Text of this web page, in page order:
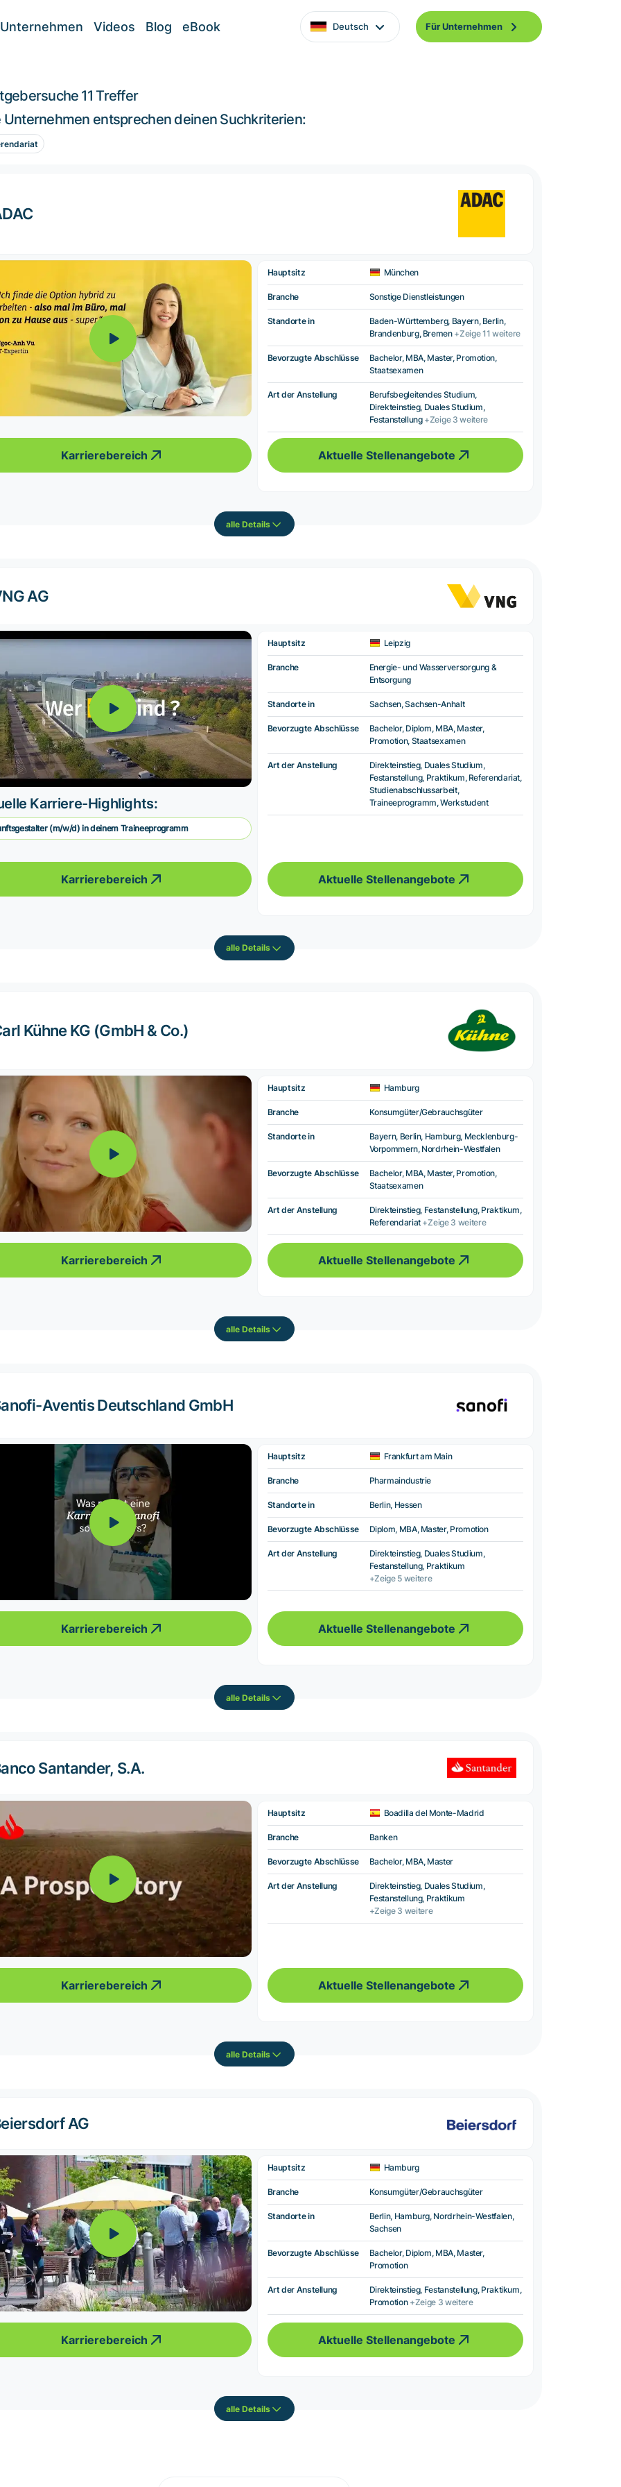
Unternehmen Videos Blog eBook Deutsch Für Unternehmen
11 Treffer
Unternehmen entsprechen deinen Suchkriterien:
Karrierebereich
Hauptsitz München
Branche Sonstige Dienstleistungen
Standorte in
Baden-Württemberg, Bayern, Berlin,
Brandenburg, Bremen +Zeige 11 weitere
Bevorzugte Abschlüsse
Bachelor, MBA, Master, Promotion,
Staatsexamen
Art der Anstellung
Berufsbegleitendes Studium,
Direkteinstieg, Duales Studium,
Festanstellung +Zeige 3 weitere
Aktuelle Stellenangebote
alle Details
AG
Karriere-Highlights:
(m/w/d) in deinem Traineeprogramm
Karrierebereich
Hauptsitz Leipzig
Branche
Energie- und Wasserversorgung &
Entsorgung
Standorte in Sachsen, Sachsen-Anhalt
Bevorzugte Abschlüsse
Bachelor, Diplom, MBA, Master,
Promotion, Staatsexamen
Art der Anstellung
Direkteinstieg, Duales Studium,
Festanstellung, Praktikum, Referendariat,
Studienabschlussarbeit,
Traineeprogramm, Werkstudent
Aktuelle Stellenangebote
alle Details
Kühne KG (GmbH & Co.)
Karrierebereich
Hauptsitz Hamburg
Branche Konsumgüter/Gebrauchsgüter
Standorte in
Bayern, Berlin, Hamburg, Mecklenburg-
Vorpommern, Nordrhein-Westfalen
Bevorzugte Abschlüsse
Bachelor, MBA, Master, Promotion,
Staatsexamen
Art der Anstellung
Direkteinstieg, Festanstellung, Praktikum,
Referendariat +Zeige 3 weitere
Aktuelle Stellenangebote
alle Details
Aventis Deutschland GmbH
Karrierebereich
Hauptsitz Frankfurt am Main
Branche Pharmaindustrie
Standorte in Berlin, Hessen
Bevorzugte Abschlüsse Diplom, MBA, Master, Promotion
Art der Anstellung
Direkteinstieg, Duales Studium,
Festanstellung, Praktikum
+Zeige 5 weitere
Aktuelle Stellenangebote
alle Details
Santander, S.A.
Karrierebereich
Hauptsitz Boadilla del Monte-Madrid
Branche Banken
Bevorzugte Abschlüsse Bachelor, MBA, Master
Art der Anstellung
Direkteinstieg, Duales Studium,
Festanstellung, Praktikum
+Zeige 3 weitere
Aktuelle Stellenangebote
alle Details
AG
Karrierebereich
Hauptsitz Hamburg
Branche Konsumgüter/Gebrauchsgüter
Standorte in
Berlin, Hamburg, Nordrhein-Westfalen,
Sachsen
Bevorzugte Abschlüsse
Bachelor, Diplom, MBA, Master,
Promotion
Art der Anstellung
Direkteinstieg, Festanstellung, Praktikum,
Promotion +Zeige 3 weitere
Aktuelle Stellenangebote
alle Details